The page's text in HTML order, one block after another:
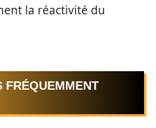
la réactivité du
FRÉQUEMMENT